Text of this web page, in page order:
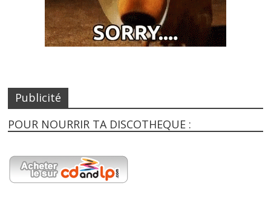
Publicité
POUR NOURRIR TA DISCOTHEQUE :